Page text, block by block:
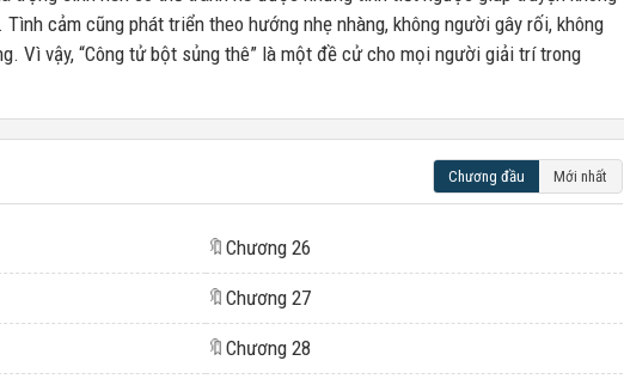
cảm cũng phát triển theo hướng nhẹ nhàng, không người gây rối, không
Vì vậy, “Công tử bột sủng thê” là một đề cử cho mọi người giải trí trong
Chương đầu Mới nhất
🔖 Chương 26
🔖 Chương 27
🔖 Chương 28